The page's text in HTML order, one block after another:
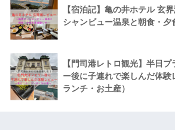
【宿泊記】亀の井ホテル 玄
シャンビュー温泉と朝食・夕
【門司港レトロ観光】半日
ー後に子連れで楽しんだ体験
ランチ・お土産）